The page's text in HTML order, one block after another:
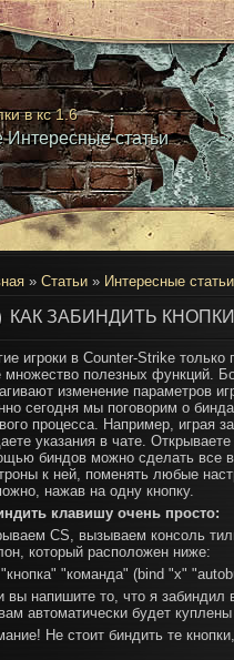
в кс 1.6
Интересные статьи
» Статьи » Интересные статьи
КАК ЗАБИНДИТЬ КНОПКИ
игроки в Counter-Strike
множество полезных функций.
изменение параметров
сегодня мы поговорим о
процесса. Например, играя
указания в чате.
биндов можно сделать все
к ней, поменять любые
нажав на одну кнопку.
клавишу очень просто:
CS, вызываем консоль
который расположен ниже:
"кнопка" "команда" (bind "x"
вы напишите то, что я
автоматически будет
Не стоит биндить те